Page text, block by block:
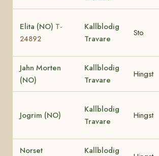
Elita (NO) T-
24892
Kallblodig
Travare
Sto
Jahn Morten
(NO)
Kallblodig
Travare
Hingst
Jogrim (NO)
Kallblodig
Travare
Hingst
Norset Kallblodig